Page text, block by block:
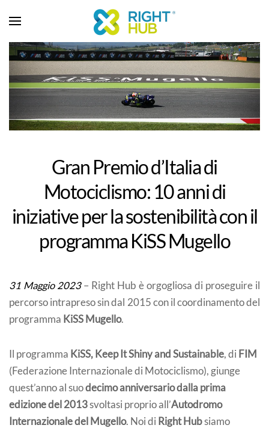
Gran Premio d’Italia di
Motociclismo: 10 anni di
iniziative per la sostenibilità con il
programma KiSS Mugello
31 Maggio 2023– Right Hub è orgogliosa di proseguire il
percorso intrapreso sin dal 2015 con il coordinamento del
programma KiSS Mugello.
Il programma KiSS, Keep It Shiny and Sustainable, di FIM
(Federazione Internazionale di Motociclismo), giunge
quest’anno al suodecimo anniversario dalla prima
edizione del 2013svoltasi proprio all’Autodromo
Internazionale del Mugello. Noi di Right Hubsiamo